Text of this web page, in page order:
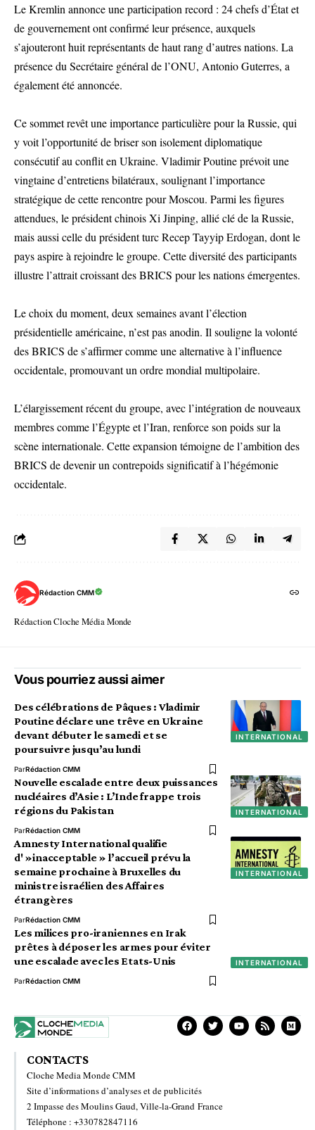
Le Kremlin annonce une participation record : 24 chefs d’État et
de gouvernement ont confirmé leur présence, auxquels
s’ajouteront huit représentants de haut rang d’autres nations. La
présence du Secrétaire général de l’ONU, Antonio Guterres, a
également été annoncée.
Ce sommet revêt une importance particulière pour la Russie, qui
y voit l’opportunité de briser son isolement diplomatique
consécutif au conflit en Ukraine. Vladimir Poutine prévoit une
vingtaine d’entretiens bilatéraux, soulignant l’importance
stratégique de cette rencontre pour Moscou. Parmi les figures
attendues, le président chinois Xi Jinping, allié clé de la Russie,
mais aussi celle du président turc Recep Tayyip Erdogan, dont le
pays aspire à rejoindre le groupe. Cette diversité des participants
illustre l’attrait croissant des BRICS pour les nations émergentes.
Le choix du moment, deux semaines avant l’élection
présidentielle américaine, n’est pas anodin. Il souligne la volonté
des BRICS de s’affirmer comme une alternative à l’influence
occidentale, promouvant un ordre mondial multipolaire.
L’élargissement récent du groupe, avec l’intégration de nouveaux
membres comme l’Égypte et l’Iran, renforce son poids sur la
scène internationale. Cette expansion témoigne de l’ambition des
BRICS de devenir un contrepoids significatif à l’hégémonie
occidentale.
Rédaction CMM
Rédaction Cloche Média Monde
Vous pourriez aussi aimer
INTERNATIONAL
Des célébrations de Pâques : Vladimir
Poutine déclare une trêve en Ukraine
devant débuter le samedi et se
poursuivre jusqu’au lundi
ParRédaction CMM
INTERNATIONAL
Nouvelle escalade entre deux puissances
nucléaires d’Asie : L’Inde frappe trois
régions du Pakistan
ParRédaction CMM
INTERNATIONAL
Amnesty International qualifie
d' »inacceptable » l’accueil prévu la
semaine prochaine à Bruxelles du
ministre israélien des Affaires
étrangères
ParRédaction CMM
INTERNATIONAL
Les milices pro-iraniennes en Irak
prêtes à déposer les armes pour éviter
une escalade avec les Etats-Unis
ParRédaction CMM
CONTACTS
Cloche Media Monde CMM
Site d’informations d’analyses et de publicités
2 Impasse des Moulins Gaud, Ville-la-Grand France
Téléphone : +330782847116